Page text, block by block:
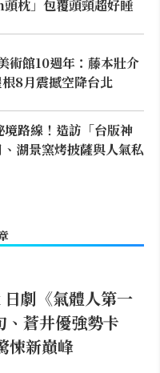
枕」包覆頭頸超好睡
術館10週年：藤本壯介
8月震撼空降台北
路線！造訪「台版神
湖景窯烤披薩與人氣私
劇《氣體人第一
、蒼井優強勢卡
悚新巔峰